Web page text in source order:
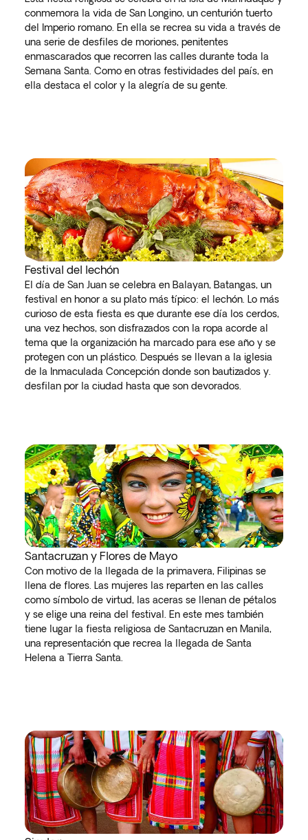
conmemora la vida de San Longino, un centurión tuerto
del Imperio romano. En ella se recrea su vida a través de
una serie de desfiles de moriones, penitentes
enmascarados que recorren las calles durante toda la
Semana Santa. Como en otras festividades del país, en
ella destaca el color y la alegría de su gente.
Festival del lechón
El día de San Juan se celebra en Balayan, Batangas, un
festival en honor a su plato más típico: el lechón. Lo más
curioso de esta fiesta es que durante ese día los cerdos,
una vez hechos, son disfrazados con la ropa acorde al
tema que la organización ha marcado para ese año y se
protegen con un plástico. Después se llevan a la iglesia
de la Inmaculada Concepción donde son bautizados y.
desfilan por la ciudad hasta que son devorados.
Santacruzan y Flores de Mayo
Con motivo de la llegada de la primavera, Filipinas se
llena de flores. Las mujeres las reparten en las calles
como símbolo de virtud, las aceras se llenan de pétalos
y se elige una reina del festival. En este mes también
tiene lugar la fiesta religiosa de Santacruzan en Manila,
una representación que recrea la llegada de Santa
Helena a Tierra Santa.